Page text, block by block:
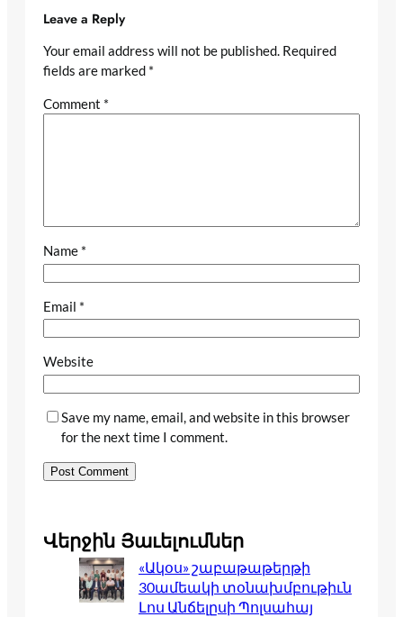
Leave a Reply
Your email address will not be published. Required
fields are marked *
Comment *
Name *
Email *
Website
Save my name, email, and website in this browser
for the next time I comment.
Վերջին Յաւելումներ
«Ակօս» շաբաթաթերթի
30ամեակի տօնախմբութիւն
Լոս Անճելըսի Պոլսահայ